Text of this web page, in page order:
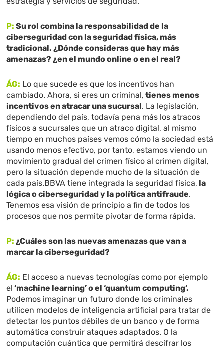
P: Su rol combina la responsabilidad de la
ciberseguridad con la seguridad física, más
tradicional. ¿Dónde consideras que hay más
amenazas? ¿en el mundo online o en el real?
ÁG: Lo que sucede es que los incentivos han
cambiado. Ahora, si eres un criminal, tienes menos
incentivos en atracar una sucursal. La legislación,
dependiendo del país, todavía pena más los atracos
físicos a sucursales que un atraco digital, al mismo
tiempo en muchos países vemos cómo la sociedad está
usando menos efectivo, por tanto, estamos viendo un
movimiento gradual del crimen físico al crimen digital,
pero la situación depende mucho de la situación de
cada país.BBVA tiene integrada la seguridad física, la
lógica o ciberseguridad y la política antifraude.
Tenemos esa visión de principio a fin de todos los
procesos que nos permite pivotar de forma rápida.
P: ¿Cuáles son las nuevas amenazas que van a
marcar la ciberseguridad?
ÁG: El acceso a nuevas tecnologías como por ejemplo
el ‘machine learning’ o el ‘quantum computing’.
Podemos imaginar un futuro donde los criminales
utilicen modelos de inteligencia artificial para tratar de
detectar los puntos débiles de un banco y de forma
automática construir ataques adaptados. O la
computación cuántica que permitirá descifrar los